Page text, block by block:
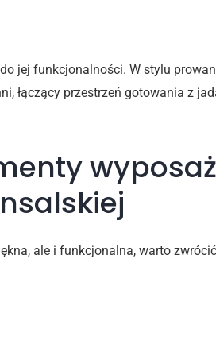
jej funkcjonalności. W stylu
łączący przestrzeń gotowania z
ale i funkcjonalna, warto